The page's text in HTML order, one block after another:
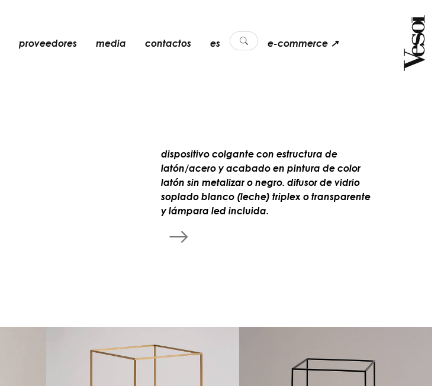
proveedores media contactos es e-commerce ↗
dispositivo colgante con estructura de
latón/acero y acabado en pintura de color
latón sin metalizar o negro. difusor de vidrio
soplado blanco (leche) triplex o transparente
y lámpara led incluida.